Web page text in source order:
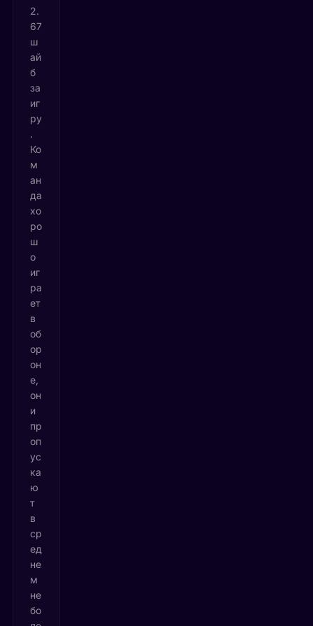
2.
67
ш
ай
б
за
иг
ру
.
Ко
м
ан
да
хо
ро
ш
о
иг
ра
ет
в
об
ор
он
е,
он
и
пр
оп
ус
ка
ю
т
в
ср
ед
не
м
не
бо